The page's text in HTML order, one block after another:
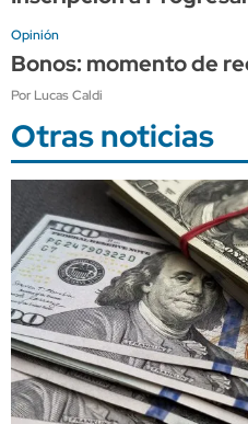
Opinión
Bonos: momento de
Por Lucas Caldi
Otras noticias